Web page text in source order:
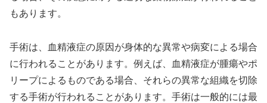
もあります。
手術は、血精液症の原因が身体的な異常や病変による場合
に行われることがあります。例えば、血精液症が腫瘍やポ
リープによるものである場合、それらの異常な組織を切除
する手術が行われることがあります。手術は一般的には最